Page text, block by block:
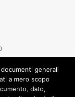
generali
a mero scopo
dato,